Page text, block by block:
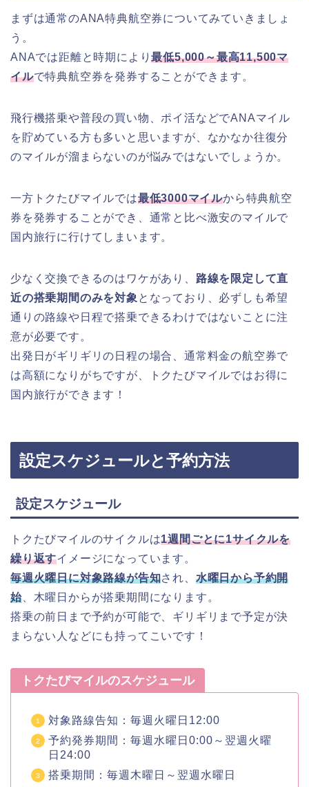
まずは通常のANA特典航空券についてみていきましょ
う。
ANAでは距離と時期により最低5,000～最高11,500マ
イルで特典航空券を発券することができます。
飛行機搭乗や普段の買い物、ポイ活などでANAマイル
を貯めている方も多いと思いますが、なかなか往復分
のマイルが溜まらないのが悩みではないでしょうか。
一方トクたびマイルでは最低3000マイルから特典航空
券を発券することができ、通常と比べ激安のマイルで
国内旅行に行けてしまいます。
少なく交換できるのはワケがあり、 路線を限定して直
近の搭乗期間のみを対象 となっており、必ずしも希望
通りの路線や日程で搭乗できるわけではないことに注
意が必要です。
出発日がギリギリの日程の場合、通常料金の航空券で
は高額になりがちですが、トクたびマイルではお得に
国内旅行ができます！
設定スケジュールと予約方法
設定スケジュール
トクたびマイルのサイクルは1週間ごとに1サイクルを
繰り返すイメージになっています。
毎週火曜日に対象路線が告知され、 水曜日から予約開
始、木曜日からが搭乗期間になります。
搭乗の前日まで予約が可能で、ギリギリまで予定が決
まらない人などにも持ってこいです！
トクたびマイルのスケジュール
対象路線告知：毎週火曜日12:00
予約発券期間：毎週水曜日0:00～翌週火曜
日24:00
搭乗期間：毎週木曜日～翌週水曜日